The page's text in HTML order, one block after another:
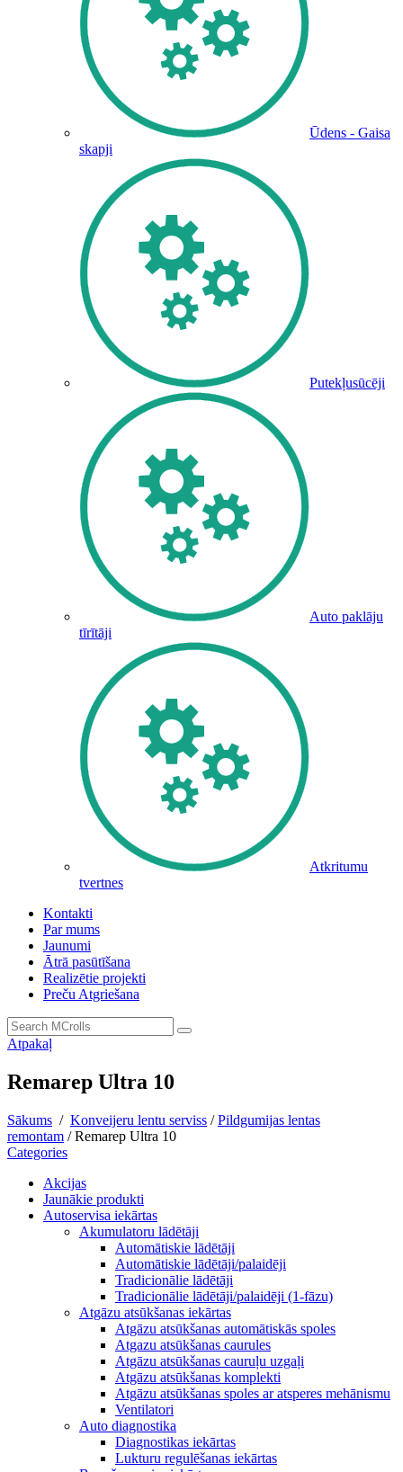
Ūdens - Gaisa
skapji
Putekļusūcēji
Auto paklāju
tīrītāji
Atkritumu
tvertnes
Kontakti
Par mums
Jaunumi
Ātrā pasūtīšana
Realizētie projekti
Preču Atgriešana
Atpakaļ
Remarep Ultra 10
Sākums / Konveijeru lentu serviss /Pildgumijas lentas
remontam /Remarep Ultra 10
Categories
Akcijas
Jaunākie produkti
Autoservisa iekārtas
Akumulatoru lādētāji
Automātiskie lādētāji
Automātiskie lādētāji/palaidēji
Tradicionālie lādētāji
Tradicionālie lādētāji/palaidēji (1-fāzu)
Atgāzu atsūkšanas iekārtas
Atgāzu atsūkšanas automātiskās spoles
Atgazu atsūkšanas caurules
Atgāzu atsūkšanas cauruļu uzgaļi
Atgāzu atsūkšanas komplekti
Atgāzu atsūkšanas spoles ar atsperes mehānismu
Ventilatori
Auto diagnostika
Diagnostikas iekārtas
Lukturu regulēšanas iekārtas